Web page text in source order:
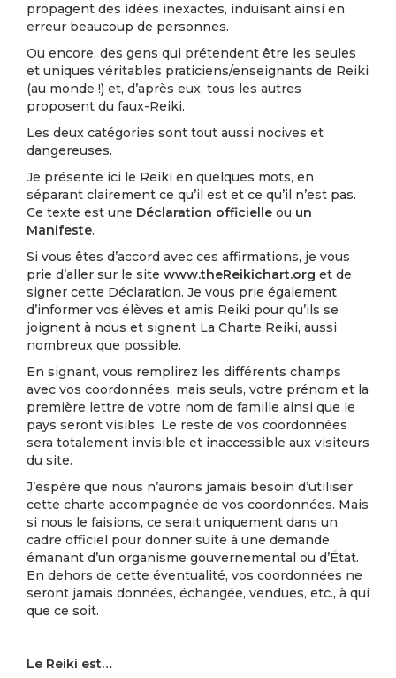
propagent des idées inexactes, induisant ainsi en
erreur beaucoup de personnes.
Ou encore, des gens qui prétendent être les seules
et uniques véritables praticiens/enseignants de Reiki
(au monde !) et, d’après eux, tous les autres
proposent du faux-Reiki.
Les deux catégories sont tout aussi nocives et
dangereuses.
Je présente ici le Reiki en quelques mots, en
séparant clairement ce qu’il est et ce qu’il n’est pas.
Ce texte est une Déclaration officielle ou un
Manifeste.
Si vous êtes d’accord avec ces affirmations, je vous
prie d’aller sur le site www.theReikichart.org et de
signer cette Déclaration. Je vous prie également
d’informer vos élèves et amis Reiki pour qu’ils se
joignent à nous et signent La Charte Reiki, aussi
nombreux que possible.
En signant, vous remplirez les différents champs
avec vos coordonnées, mais seuls, votre prénom et la
première lettre de votre nom de famille ainsi que le
pays seront visibles. Le reste de vos coordonnées
sera totalement invisible et inaccessible aux visiteurs
du site.
J’espère que nous n’aurons jamais besoin d’utiliser
cette charte accompagnée de vos coordonnées. Mais
si nous le faisions, ce serait uniquement dans un
cadre officiel pour donner suite à une demande
émanant d’un organisme gouvernemental ou d’État.
En dehors de cette éventualité, vos coordonnées ne
seront jamais données, échangée, vendues, etc., à qui
que ce soit.
Le Reiki est…